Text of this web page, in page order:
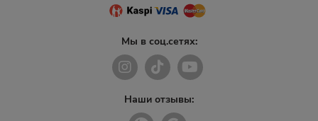
Мы в соц.сетях:
Наши отзывы: